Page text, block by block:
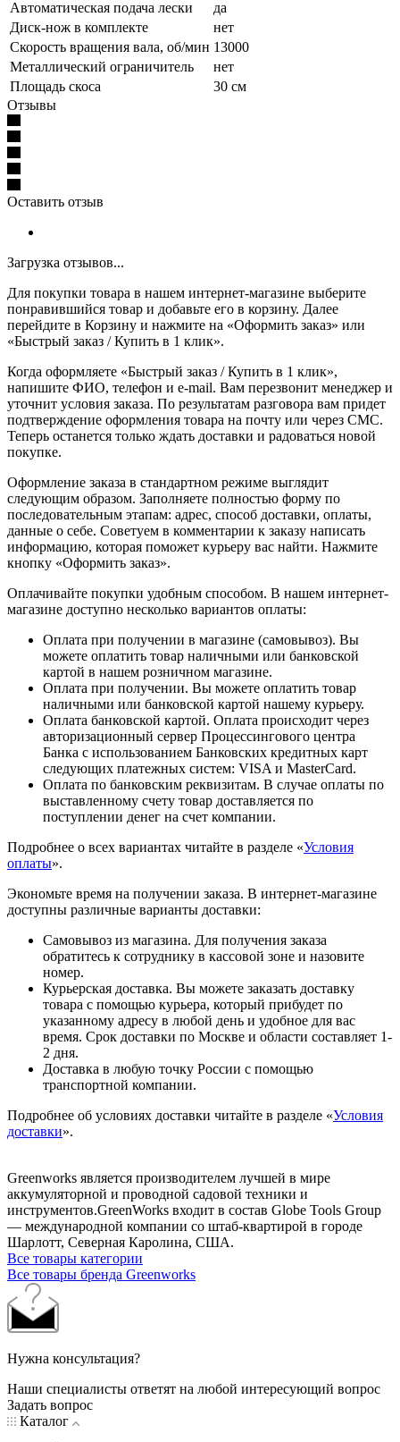
Автоматическая подача лески
да
Диск-нож в комплекте
нет
Скорость вращения вала, об/мин 13000
Металлический ограничитель
нет
Площадь скоса
30 см
Отзывы
Оставить отзыв
Загрузка отзывов...
Для покупки товара в нашем интернет-магазине выберите
понравившийся товар и добавьте его в корзину. Далее
перейдите в Корзину и нажмите на «Оформить заказ» или
«Быстрый заказ / Купить в 1 клик».
Когда оформляете «Быстрый заказ / Купить в 1 клик»,
напишите ФИО, телефон и e-mail. Вам перезвонит менеджер и
уточнит условия заказа. По результатам разговора вам придет
подтверждение оформления товара на почту или через СМС.
Теперь останется только ждать доставки и радоваться новой
покупке.
Оформление заказа в стандартном режиме выглядит
следующим образом. Заполняете полностью форму по
последовательным этапам: адрес, способ доставки, оплаты,
данные о себе. Советуем в комментарии к заказу написать
информацию, которая поможет курьеру вас найти. Нажмите
кнопку «Оформить заказ».
Оплачивайте покупки удобным способом. В нашем интернет-
магазине доступно несколько вариантов оплаты:
Оплата при получении в магазине (самовывоз). Вы
можете оплатить товар наличными или банковской
картой в нашем розничном магазине.
Оплата при получении. Вы можете оплатить товар
наличными или банковской картой нашему курьеру.
Оплата банковской картой. Оплата происходит через
авторизационный сервер Процессингового центра
Банка с использованием Банковских кредитных карт
следующих платежных систем: VISA и MasterCard.
Оплата по банковским реквизитам. В случае оплаты по
выставленному счету товар доставляется по
поступлении денег на счет компании.
Подробнее о всех вариантах читайте в разделе «Условия
оплаты».
Экономьте время на получении заказа. В интернет-магазине
доступны различные варианты доставки:
Самовывоз из магазина. Для получения заказа
обратитесь к сотруднику в кассовой зоне и назовите
номер.
Курьерская доставка. Вы можете заказать доставку
товара с помощью курьера, который прибудет по
указанному адресу в любой день и удобное для вас
время. Срок доставки по Москве и области составляет 1-
2 дня.
Доставка в любую точку России с помощью
транспортной компании.
Подробнее об условиях доставки читайте в разделе «Условия
доставки».
Greenworks является производителем лучшей в мире
аккумуляторной и проводной садовой техники и
инструментов.GreenWorks входит в состав Globe Tools Group
— международной компании со штаб-квартирой в городе
Шарлотт, Северная Каролина, США.
Все товары категории
Все товары бренда Greenworks
Нужна консультация?
Наши специалисты ответят на любой интересующий вопрос
Задать вопрос
Каталог